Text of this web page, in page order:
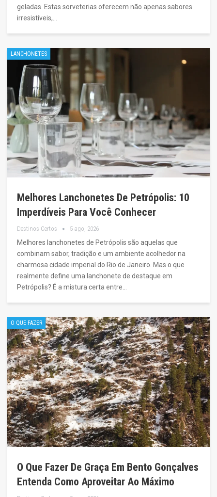
geladas. Estas sorveterias oferecem não apenas sabores
irresistíveis,…
LANCHONETES
Melhores Lanchonetes De Petrópolis: 10
Imperdíveis Para Você Conhecer
Destinos Certos 5 ago, 2026
Melhores lanchonetes de Petrópolis são aquelas que
combinam sabor, tradição e um ambiente acolhedor na
charmosa cidade imperial do Rio de Janeiro. Mas o que
realmente define uma lanchonete de destaque em
Petrópolis? É a mistura certa entre…
O QUE FAZER
O Que Fazer De Graça Em Bento Gonçalves
Entenda Como Aproveitar Ao Máximo